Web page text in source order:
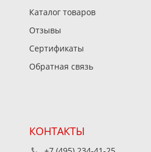
Каталог товаров
Отзывы
Сертификаты
Обратная связь
КОНТАКТЫ